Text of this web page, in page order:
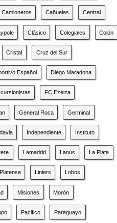
Camioneros Cañuelas Central
Clásico Colegiales Colón
Cristal Cruz del Sur
Español Diego Maradona
FC Ezeiza
General Roca Germinal
Independiente Instituto
Lamadrid Lanús La Plata
Liniers Lobos
Misiones Morón
Pacifico Paraguayo